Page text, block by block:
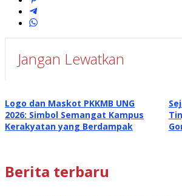
Jangan Lewatkan
Logo dan Maskot PKKMB UNG
2026: Simbol Semangat Kampus
Kerakyatan yang Berdampak
Berita terbaru